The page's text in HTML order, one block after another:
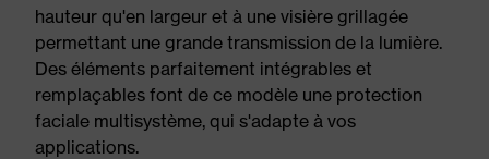
hauteur qu'en largeur et à une visière grillagée
permettant une grande transmission de la lumière.
Des éléments parfaitement intégrables et
remplaçables font de ce modèle une protection
faciale multisystème, qui s'adapte à vos
applications.